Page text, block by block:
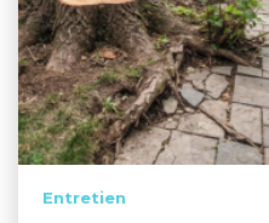
Entretien